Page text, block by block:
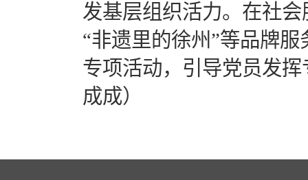
发基层组织活力。在社
“非遗里的徐州”等品牌
专项活动，引导党员发
成成）